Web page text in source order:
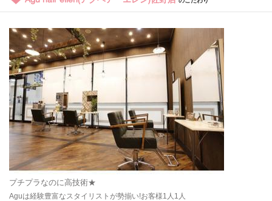
プチプラなのに高技術★
Aguは経験豊富なスタイリストが勢揃い!お客様1人1人